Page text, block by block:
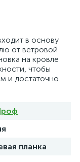
в основу
от ветровой
на кровле
чтобы
и достаточно
планка